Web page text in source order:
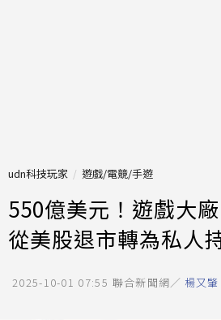
udn科技玩家 遊戲/電競/手遊
550億美元！遊戲大
從美股退市轉為私人
2025-10-01 07:55 聯合新聞網／ 楊又肇